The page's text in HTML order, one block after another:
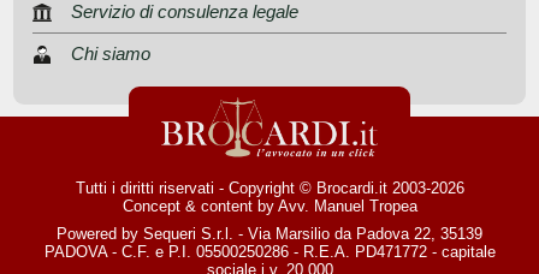
Servizio di consulenza legale
Chi siamo
Tutti i diritti riservati - Copyright © Brocardi.it 2003-2026
Concept & content by Avv. Manuel Tropea
Powered by Sequeri S.r.l. - Via Marsilio da Padova 22, 35139
PADOVA - C.F. e P.I. 05500250286 - R.E.A. PD471772 - capitale
sociale i.v. 20.000